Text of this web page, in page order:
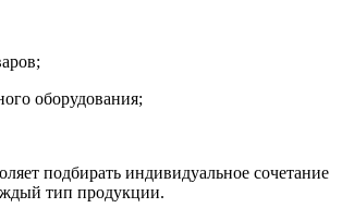
оборудования;
подбирать индивидуальное сочетание
тип продукции.